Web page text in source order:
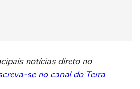
notícias direto no
se no canal do Terra